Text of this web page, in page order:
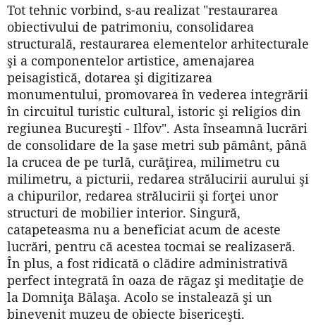
Tot tehnic vorbind, s-au realizat "restaurarea
obiectivului de patrimoniu, consolidarea
structurală, restaurarea elementelor arhitecturale
şi a componentelor artistice, amenajarea
peisagistică, dotarea şi digitizarea
monumentului, promovarea în vederea integrării
în circuitul turistic cultural, istoric şi religios din
regiunea Bucureşti - Ilfov". Asta înseamnă lucrări
de consolidare de la şase metri sub pământ, până
la crucea de pe turlă, curăţirea, milimetru cu
milimetru, a picturii, redarea strălucirii aurului şi
a chipurilor, redarea strălucirii şi forţei unor
structuri de mobilier interior. Singură,
catapeteasma nu a beneficiat acum de aceste
lucrări, pentru că acestea tocmai se realizaseră.
În plus, a fost ridicată o clădire administrativă
perfect integrată în oaza de răgaz şi meditaţie de
la Domniţa Bălaşa. Acolo se instalează şi un
binevenit muzeu de obiecte bisericeşti.